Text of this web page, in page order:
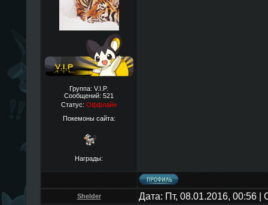
Группа: V.I.P.
Сообщений: 521
Статус: Оффлайн
Покемоны сайта:
Награды:
Shelder Дата: Пт, 08.01.2016, 00:56